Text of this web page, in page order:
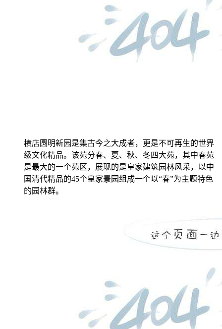
横店圆明新园是集古今之大成者，更是不可再生的世界
级文化精品。该苑分春、夏、秋、冬四大苑，其中春苑
是最大的一个苑区，展现的是皇家建筑园林风采，以中
国清代精品的45个皇家景园组成一个以“春”为主题特色
的园林群。